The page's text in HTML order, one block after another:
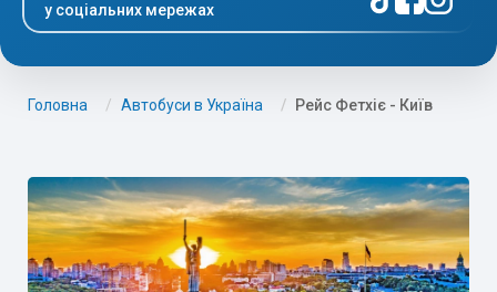
у соціальних мережах
Головна Автобуси в Україна Рейс Фетхіє - Київ